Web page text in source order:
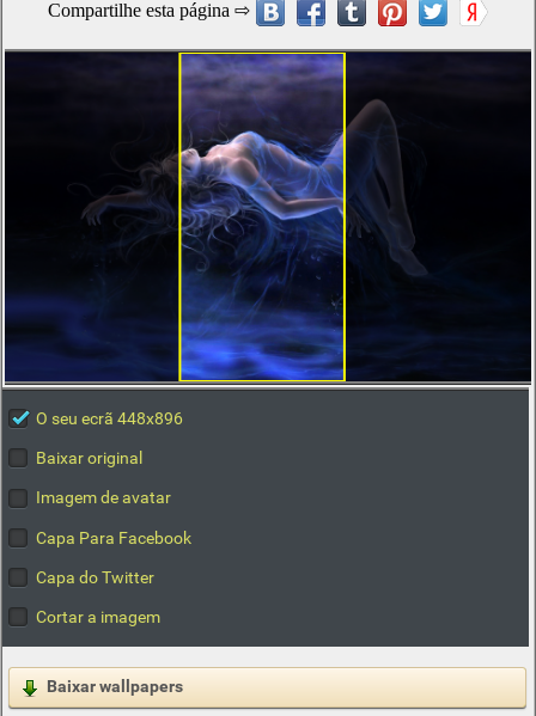
O seu ecrã 448x896
Baixar original
Imagem de avatar
Capa Para Facebook
Capa do Twitter
Cortar a imagem
Baixar wallpapers